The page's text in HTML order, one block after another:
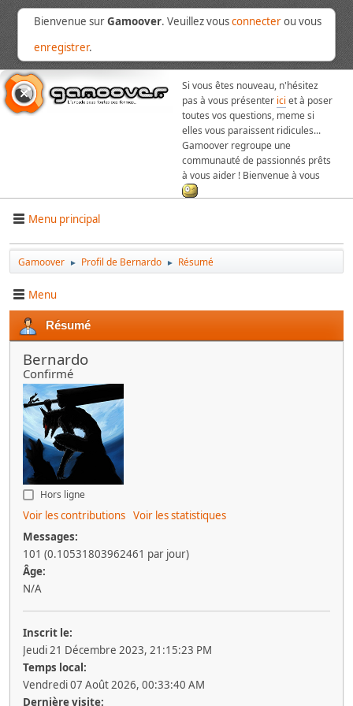
Bienvenue surGamoover. Veuillez vousconnecterou vous
enregistrer.
Si vous êtes nouveau, n'hésitez
pas à vous présenter ici et à poser
toutes vos questions, meme si
elles vous paraissent ridicules...
Gamoover regroupe une
communauté de passionnés prêts
à vous aider ! Bienvenue à vous
Menu principal
Gamoover ► Profil de Bernardo ► Résumé
Menu
Résumé
Bernardo
Confirmé
Hors ligne
Voir les contributions Voir les statistiques
Messages:
101 (0.10531803962461 par jour)
Âge:
N/A
Inscrit le:
Jeudi 21 Décembre 2023, 21:15:23 PM
Temps local:
Vendredi 07 Août 2026, 00:33:40 AM
Dernière visite: